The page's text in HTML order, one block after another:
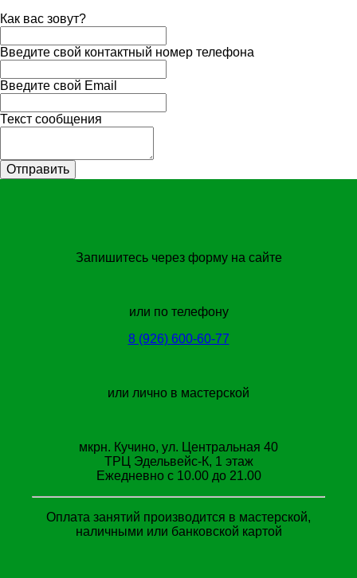
Как вас зовут?
Введите свой контактный номер телефона
Введите свой Email
Текст сообщения
Отправить
Запишитесь через форму на сайте
или по телефону
8 (926) 600-60-77
или лично в мастерской
мкрн. Кучино, ул. Центральная 40
ТРЦ Эдельвейс-К, 1 этаж
Ежедневно с 10.00 до 21.00
Оплата занятий производится в мастерской,
наличными или банковской картой